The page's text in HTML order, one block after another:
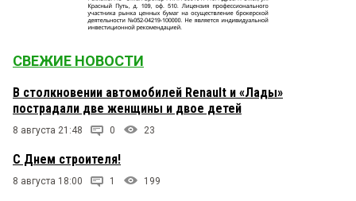
СВЕЖИЕ НОВОСТИ
В столкновении автомобилей Renault и «Лады»
пострадали две женщины и двое детей
8 августа 21:48 0 23
С Днем строителя!
8 августа 18:00 1 199